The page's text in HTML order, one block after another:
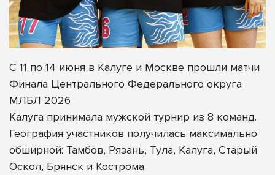
С 11 по 14 июня в Калуге и Москве прошли матчи
Финала Центрального Федерального округа
МЛБЛ 2026
Калуга принимала мужской турнир из 8 команд.
География участников получилась максимально
обширной: Тамбов, Рязань, Тула, Калуга, Старый
Оскол, Брянск и Кострома.